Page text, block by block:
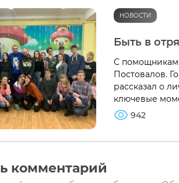
НОВОСТИ
Быть в
С
Постовалов.
рассказал о
ключевые
942
комментарий